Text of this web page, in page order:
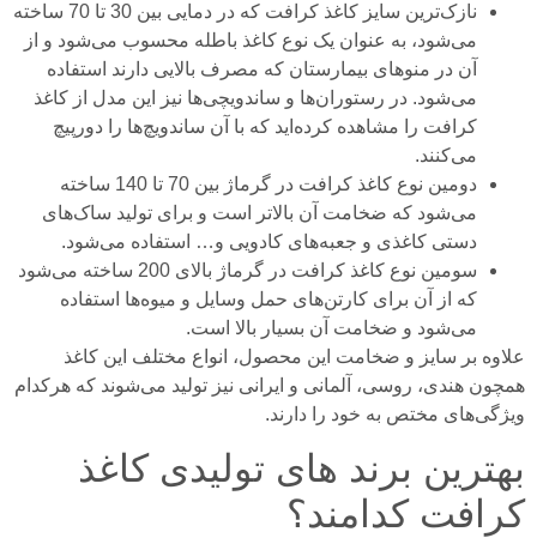
نازک‌ترین سایز کاغذ کرافت که در دمایی بین 30 تا 70 ساخته
می‌شود، به عنوان یک نوع کاغذ باطله محسوب می‌شود و از
آن در منوهای بیمارستان که مصرف بالایی دارند استفاده
می‌شود. در رستوران‌ها و ساندویچی‌ها نیز این مدل از کاغذ
کرافت را مشاهده کرده‌اید که با آن ساندویچ‌ها را دورپیچ
می‌کنند.
دومین نوع کاغذ کرافت در گرماژ بین 70 تا 140 ساخته
می‌شود که ضخامت آن بالاتر است و برای تولید ساک‌های
دستی کاغذی و جعبه‌های کادویی و… استفاده می‌شود.
سومین نوع کاغذ کرافت در گرماژ بالای 200 ساخته می‌شود
که از آن برای کارتن‌های حمل وسایل و میوه‌ها استفاده
می‌شود و ضخامت آن بسیار بالا است.
علاوه بر سایز و ضخامت این محصول، انواع مختلف این کاغذ
همچون هندی، روسی، آلمانی و ایرانی نیز تولید می‌شوند که هرکدام
ویژگی‌های مختص به خود را دارند.
بهترین برند های تولیدی کاغذ
کرافت کدامند؟